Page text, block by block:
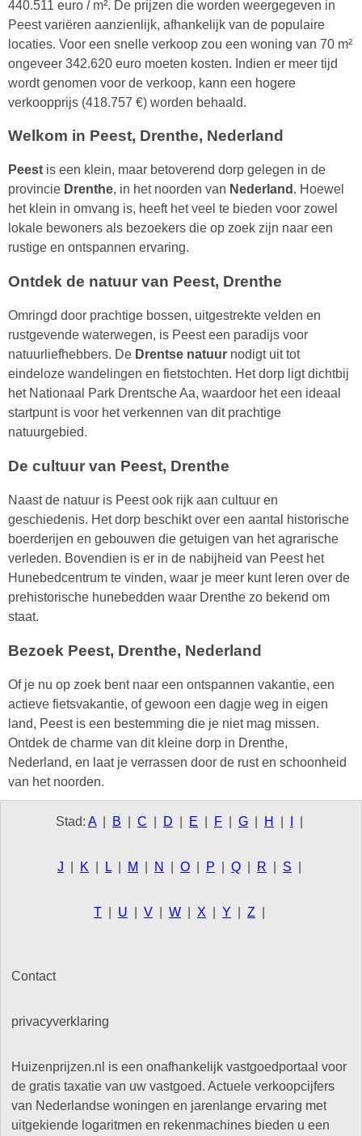
440.511 euro / m². De prijzen die worden weergegeven in
Peest variëren aanzienlijk, afhankelijk van de populaire
locaties. Voor een snelle verkoop zou een woning van 70 m²
ongeveer 342.620 euro moeten kosten. Indien er meer tijd
wordt genomen voor de verkoop, kann een hogere
verkoopprijs (418.757 €) worden behaald.
Welkom in Peest, Drenthe, Nederland
Peest is een klein, maar betoverend dorp gelegen in de
provincie Drenthe, in het noorden van Nederland . Hoewel
het klein in omvang is, heeft het veel te bieden voor zowel
lokale bewoners als bezoekers die op zoek zijn naar een
rustige en ontspannen ervaring.
Ontdek de natuur van Peest, Drenthe
Omringd door prachtige bossen, uitgestrekte velden en
rustgevende waterwegen, is Peest een paradijs voor
natuurliefhebbers. De Drentse natuur nodigt uit tot
eindeloze wandelingen en fietstochten. Het dorp ligt dichtbij
het Nationaal Park Drentsche Aa, waardoor het een ideaal
startpunt is voor het verkennen van dit prachtige
natuurgebied.
De cultuur van Peest, Drenthe
Naast de natuur is Peest ook rijk aan cultuur en
geschiedenis. Het dorp beschikt over een aantal historische
boerderijen en gebouwen die getuigen van het agrarische
verleden. Bovendien is er in de nabijheid van Peest het
Hunebedcentrum te vinden, waar je meer kunt leren over de
prehistorische hunebedden waar Drenthe zo bekend om
staat.
Bezoek Peest, Drenthe, Nederland
Of je nu op zoek bent naar een ontspannen vakantie, een
actieve fietsvakantie, of gewoon een dagje weg in eigen
land, Peest is een bestemming die je niet mag missen.
Ontdek de charme van dit kleine dorp in Drenthe,
Nederland, en laat je verrassen door de rust en schoonheid
van het noorden.
Stad: A B C D E F G H
J K L M N O P Q R S
T U V W X Y Z
Contact
privacyverklaring
Huizenprijzen.nl is een onafhankelijk vastgoedportaal voor
de gratis taxatie van uw vastgoed. Actuele verkoopcijfers
van Nederlandse woningen en jarenlange ervaring met
uitgekiende logaritmen en rekenmachines bieden u een